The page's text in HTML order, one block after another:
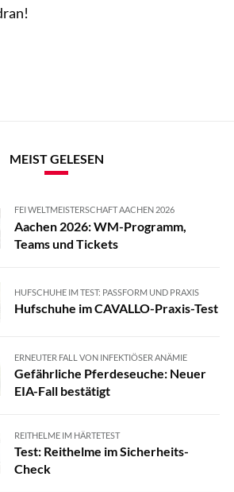
MEIST GELESEN
FEI WELTMEISTERSCHAFT AACHEN 2026
Aachen 2026: WM-Programm,
Teams und Tickets
HUFSCHUHE IM TEST: PASSFORM UND PRAXIS
Hufschuhe im CAVALLO-Praxis-Test
ERNEUTER FALL VON INFEKTIÖSER ANÄMIE
Gefährliche Pferdeseuche: Neuer
EIA-Fall bestätigt
REITHELME IM HÄRTETEST
Test: Reithelme im Sicherheits-
Check